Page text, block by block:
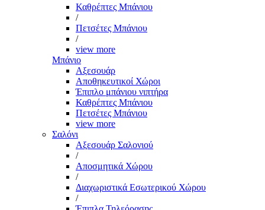
Καθρέπτες Μπάνιου
/
Πετσέτες Μπάνιου
/
view more
Μπάνιο
Αξεσουάρ
Αποθηκευτικοί Χώροι
Έπιπλο μπάνιου νιπτήρα
Καθρέπτες Μπάνιου
Πετσέτες Μπάνιου
view more
Σαλόνι
Αξεσουάρ Σαλονιού
/
Αποσμητικά Χώρου
/
Διαχωριστικά Εσωτερικού Χώρου
/